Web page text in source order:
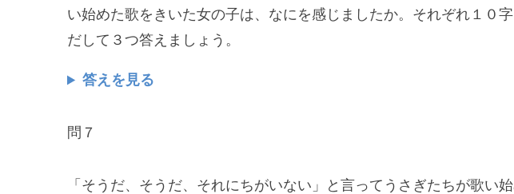
い始めた歌をきいた女の子は、なにを感じましたか。それぞれ１０
だして３つ答えましょう。
答えを見る
問７
「そうだ、そうだ、それにちがいない」と言ってうさぎたちが歌い